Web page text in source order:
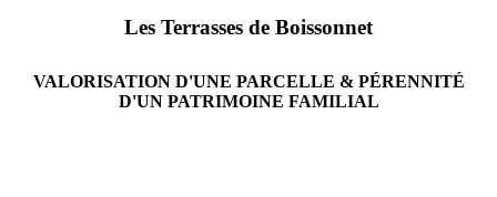
Les Terrasses de Boissonnet
VALORISATION D'UNE PARCELLE & PÉRENNITÉ
D'UN PATRIMOINE FAMILIAL